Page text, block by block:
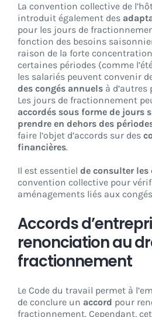
La convention collective de
introduit également des
pour les jours de
fonction des besoins
raison de la forte
certaines périodes (comme
les salariés peuvent convenir
des congés annuels à d’autres
Les jours de fractionnement
accordés sous forme de jours
prendre en dehors des
faire l’objet d’accords sur des
financières.
Il est essentiel de consulter
convention collective pour
aménagements liés aux
Accords
renonciation au
fractionnement
Le Code du travail permet à
de conclure un accord pour
fractionnement. Cependant,